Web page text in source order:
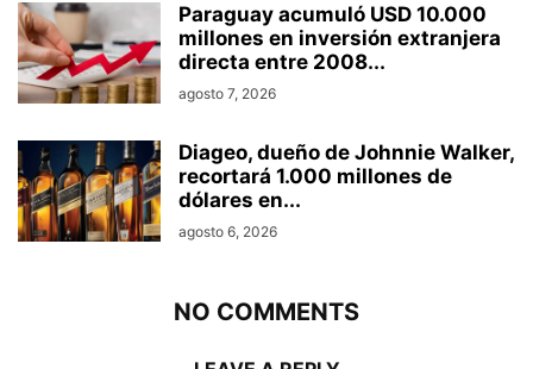
Paraguay acumuló USD 10.000
millones en inversión extranjera
directa entre 2008...
agosto 7, 2026
Diageo, dueño de Johnnie Walker,
recortará 1.000 millones de
dólares en...
agosto 6, 2026
NO COMMENTS